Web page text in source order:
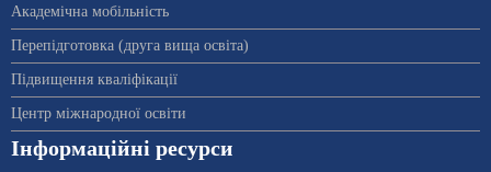
Академічна мобільність
Перепідготовка (друга вища освіта)
Підвищення кваліфікації
Центр міжнародної освіти
Інформаційні ресурси